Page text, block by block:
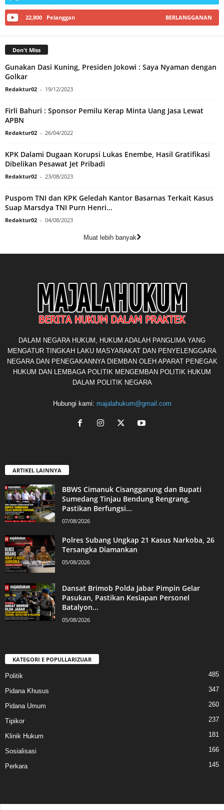
22,800 Pelanggan BERLANGGANAN
Don't Miss
Gunakan Dasi Kuning, Presiden Jokowi : Saya Nyaman dengan
Golkar
Redaktur02 - 19/12/2023
Firli Bahuri : Sponsor Pemilu Kerap Minta Uang Jasa Lewat
APBN
Redaktur02 - 26/04/2022
KPK Dalami Dugaan Korupsi Lukas Enembe, Hasil Gratifikasi
Dibelikan Pesawat Jet Pribadi
Redaktur02 - 23/08/2023
Puspom TNI dan KPK Geledah Kantor Basarnas Terkait Kasus
Suap Marsdya TNI Purn Henri...
Redaktur02 - 04/08/2023
Muat lebih banyak
DALAM NEGARA HUKUM, HUKUM ADALAH PANGLIMA YANG
MENGATUR TINGKAH LAKU MASYARAKAT DAN PENYELENGGARA
NEGARA DAN PENEGAKANNYA DIEMBAN OLEH APARAT PENEGAK
HUKUM DAN LEMBAGA POLITIK MENGEMBAN POLITIK HUKUM
DALAM POLITIK NEGARA
Hubungi kami: majalahukum@gmail.com
ARTIKEL LAINNYA
BBWS Cimanuk Cisanggarung dan Bupati
Sumedang Tinjau Bendung Rengrang,
Pastikan Berfungsi...
07/08/2026
Polres Subang Ungkap 21 Kasus Narkoba, 26
Tersangka Diamankan
05/08/2026
Dansat Brimob Polda Jabar Pimpin Gelar
Pasukan, Pastikan Kesiapan Personel
Batalyon...
05/08/2026
KATEGORI E POPULLARIZUAR
Politik 485
Pidana Khusus 347
Pidana Umum 260
Tipikor 237
Klinik Hukum 181
Sosialisasi 166
Perkara 145